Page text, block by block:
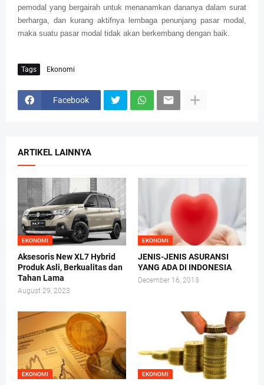
pemodal yang bergairah untuk menanamkan dananya dalam surat
berharga, dan kurang aktifnya lembaga penunjang pasar modal,
maka suatu pasar modal tidak akan berkembang dengan baik.
Tags Ekonomi
Facebook
ARTIKEL LAINNYA
EKONOMI
Aksesoris New XL7 Hybrid
Produk Asli, Berkualitas dan
Tahan Lama
August 29, 2023
EKONOMI
JENIS-JENIS ASURANSI
YANG ADA DI INDONESIA
December 16, 2013
EKONOMI EKONOMI